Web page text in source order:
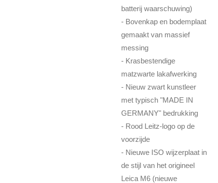
batterij waarschuwing)
- Bovenkap en bodemplaat
gemaakt van massief
messing
- Krasbestendige
matzwarte lakafwerking
- Nieuw zwart kunstleer
met typisch "MADE IN
GERMANY" bedrukking
- Rood Leitz-logo op de
voorzijde
- Nieuwe ISO wijzerplaat in
de stijl van het origineel
Leica M6 (nieuwe